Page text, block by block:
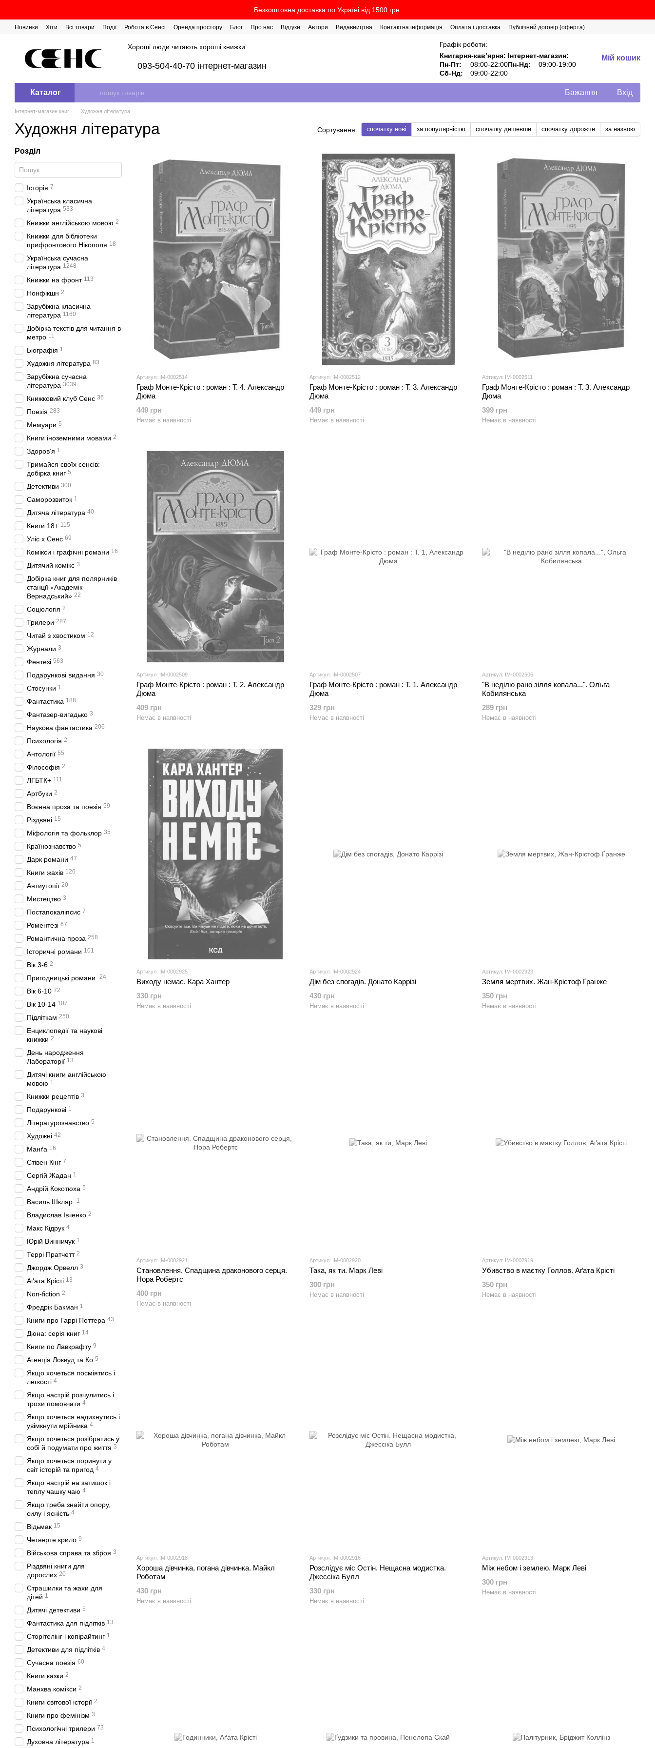
Безкоштовна доставка по Україні від 1500 грн.
Новинки Хіти Всі товари Події Робота в Сенсі Оренда простору Блог Про нас Відгуки Автори Видавництва Контактна інформація Оплата і доставка
Публічний договір (оферта)
Хороші люди читають хороші книжки
093-504-40-70 інтернет-магазин
Графік роботи:
Книгарня-кавʼярня: Інтернет-магазин:
Пн-Пт:
08:00-22:00Пн-Нд:
09:00-19:00
Сб-Нд:
09:00-22:00
Мій кошик
Каталог Бажання Вхід
Інтернет-магазин книг Художня література
Художня література Сортування: спочатку нові за популярністю спочатку дешевше спочатку дорожче за назвою
Артикул: IM-0002514
Граф Монте-Крісто : роман : Т. 4. Александр
Дюма
449 грн
Немає в наявності
Артикул: IM-0002512
Граф Монте-Крісто : роман : Т. 3. Александр
Дюма
449 грн
Немає в наявності
Артикул: IM-0002511
Граф Монте-Крісто : роман : Т. 3. Александр
Дюма
399 грн
Немає в наявності
Артикул: IM-0002509
Граф Монте-Крісто : роман : Т. 2. Александр
Дюма
409 грн
Немає в наявності
Артикул: IM-0002507
Граф Монте-Крісто : роман : Т. 1. Александр
Дюма
329 грн
Немає в наявності
Артикул: IM-0002506
"В неділю рано зілля копала...". Ольга
Кобилянська
289 грн
Немає в наявності
Артикул: IM-0002925
Виходу немає. Кара Хантер
330 грн
Немає в наявності
Артикул: IM-0002924
Дім без спогадів. Донато Каррізі
430 грн
Немає в наявності
Артикул: IM-0002923
Земля мертвих. Жан-Крістоф Ґранже
350 грн
Немає в наявності
Артикул: IM-0002921
Становлення. Спадщина драконового серця.
Нора Робертс
400 грн
Немає в наявності
Артикул: IM-0002920
Така, як ти. Марк Леві
300 грн
Немає в наявності
Артикул: IM-0002919
Убивство в маєтку Голлов. Аґата Крісті
350 грн
Немає в наявності
Артикул: IM-0002918
Хороша дівчинка, погана дівчинка. Майкл
Роботам
430 грн
Немає в наявності
Артикул: IM-0002916
Розслідує міс Остін. Нещасна модистка.
Джессіка Булл
330 грн
Немає в наявності
Артикул: IM-0002913
Між небом і землею. Марк Леві
300 грн
Немає в наявності
Розділ
Історія 7
Українська класична
література 533
Книжки англійською мовою 2
Книжки для бібліотеки
прифронтового Нікополя 18
Українська сучасна
література 1248
Книжки на фронт 113
Нонфікшн 2
Зарубіжна класична
література 1160
Добірка текстів для читання в
метро 11
Біографія 1
Художня література 83
Зарубіжна сучасна
література 3039
Книжковий клуб Сенс 36
Поезія 283
Мемуари 5
Книги іноземними мовами 2
Здоровʼя 1
Тримайся своїх сенсів:
добірка книг 5
Детективи 300
Саморозвиток 1
Дитяча література 40
Книги 18+ 115
Уліс x Сенс 69
Комікси і графічні романи 16
Дитячий комікс 3
Добірка книг для полярників
станції «Академік
Вернадський» 22
Соціологія 2
Трилери 287
Читай з хвостиком 12
Журнали 3
Фентезі 563
Подарункові видання 30
Стосунки 1
Фантастика 188
Фантазер-вигадько 3
Наукова фантастика 206
Психологія 2
Антології 55
Філософія 2
ЛГБТК+ 111
Артбуки 2
Воєнна проза та поезія 59
Різдвяні 15
Міфологія та фольклор 35
Країнознавство 5
Дарк романи 47
Книги жахів 126
Антиутопії 20
Мистецтво 3
Постапокаліпсис 7
Роментезі 67
Романтична проза 258
Історичні романи 101
Вік 3-6 2
Пригодницькі романи 24
Вік 6-10 72
Вік 10-14 107
Підліткам 250
Енциклопедії та наукові
книжки 2
День народження
Лабораторії 13
Дитячі книги англійською
мовою 1
Книжки рецептів 3
Подарункові 1
Літературознавство 5
Художні 42
Манґа 16
Стівен Кінг 7
Сергій Жадан 1
Андрій Кокотюха 5
Василь Шкляр 1
Владислав Івченко 2
Макс Кідрук 4
Юрій Винничук 1
Террі Пратчетт 2
Джордж Орвелл 3
Аґата Крісті 13
Non-fiction 2
Фредрік Бакман 1
Книги про Гаррі Поттера 43
Дюна: серія книг 14
Книги по Лавкрафту 9
Агенція Локвуд та Ко 5
Якщо хочеться посміятись і
легкості 4
Якщо настрій розчулитись і
трохи помовчати 4
Якщо хочеться надихнутись і
увімкнути мрійника 4
Якщо хочеться розібратись у
собі й подумати про життя 3
Якщо хочеться поринути у
світ історій та пригод 4
Якщо настрій на затишок і
теплу чашку чаю 4
Якщо треба знайти опору,
силу і ясність 4
Відьмак 15
Четверте крило 9
Військова справа та зброя 3
Різдвяні книги для
дорослих 20
Страшилки та жахи для
дітей 1
Дитячі детективи 5
Фантастика для підлітків 13
Сторітелінг і копірайтинг 1
Детективи для підлітків 4
Сучасна поезія 60
Книги казки 2
Манхва комікси 2
Книги світової історії 2
Книги про фемінізм 3
Психологічні трилери 73
Духовна література 1